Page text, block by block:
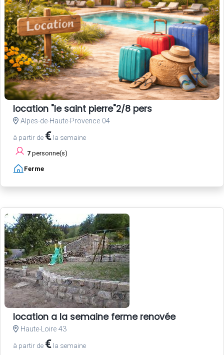
location "le saint pierre"2/8 pers
Alpes-de-Haute-Provence 04
à partir de € la semaine
7 personne(s)
Ferme
location a la semaine ferme renovée
Haute-Loire 43
à partir de € la semaine